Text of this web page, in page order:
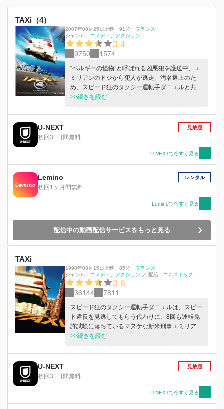
TAXi（4）
2007年08月25日上映、 91分、 フランス
ジャンル： コメディ アクション
3.4
9750 1574
“ベルギーの怪物”と呼ばれる凶悪犯を護送中、エ
ミリアンのドジから犯人が逃走。汚名返上のた
め、スピード狂のタクシー運転手ダニエルと共に
モナコへと追跡を開始するが、凶悪犯のアジトで
た…。
>>続きを読む
U-NEXT
初回31日間無料
見放題
U-NEXTで今すぐ見る
Lemino
初回1ヶ月間無料
レンタル
Leminoで今すぐ見る
配信中の動画配信サービスをもっと見る
TAXi
1998年08月15日上映、 85分、 フランス
ジャンル： コメディ アクション ／ 配給： コムストック
3.6
36144 7811
スピード狂のタクシー運転手ダニエルは、スピー
ド違反を見逃してもらう代わりに、8回も運転免
許試験に落ちているマヌケな新米刑事エミリアン
と、ベンツに乗って銀行襲撃を繰り返しているド
することに。2人はチューンナップされたプジョ
ー406に乗り込んで、時速250kmの猛スピードで
派手なカーチェイスを繰り広げる。マルセイユを
>>続きを読む
U-NEXT
初回31日間無料
見放題
U-NEXTで今すぐ見る